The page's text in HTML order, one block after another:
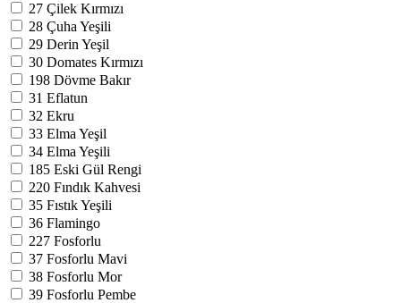
27 Çilek Kırmızı
28 Çuha Yeşili
29 Derin Yeşil
30 Domates Kırmızı
198 Dövme Bakır
31 Eflatun
32 Ekru
33 Elma Yeşil
34 Elma Yeşili
185 Eski Gül Rengi
220 Fındık Kahvesi
35 Fıstık Yeşili
36 Flamingo
227 Fosforlu
37 Fosforlu Mavi
38 Fosforlu Mor
39 Fosforlu Pembe